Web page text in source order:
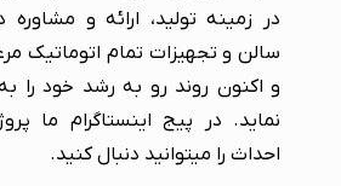
در زمینه تولید، ارائه و
سالن و تجهیزات تمام اتوماتیک
و اکنون روند رو به رشد خود
نماید. در پیج اینستاگرام ما
احداث را میتوانید دنبال کنید.